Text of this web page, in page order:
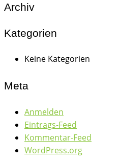
Archiv
Kategorien
Keine Kategorien
Meta
Anmelden
Eintrags-Feed
Kommentar-Feed
WordPress.org